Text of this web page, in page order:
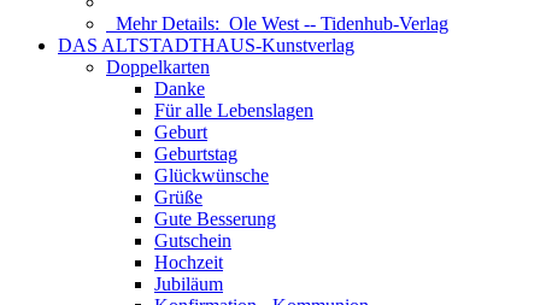
Mehr Details: Ole West -- Tidenhub-Verlag
DAS ALTSTADTHAUS-Kunstverlag
Doppelkarten
Danke
Für alle Lebenslagen
Geburt
Geburtstag
Glückwünsche
Grüße
Gute Besserung
Gutschein
Hochzeit
Jubiläum